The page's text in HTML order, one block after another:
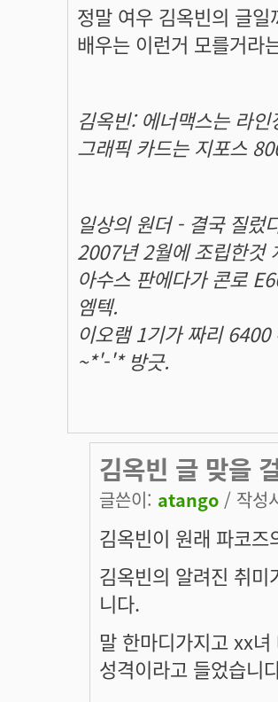
정말 여우 김옥빈의 글
배우는 이런거 모를거라
김옥빈: 에너맥스는 라
그래픽 카드는 지포스
일상의 원더 - 결국 질렀
2007년 2월에 조립한것
아수스 판에다가 콘로
엠텍.
이오램 1기가 짜리
~*'-'* 방긋.
김옥빈 글 맞을
글쓴이: atango / 작성
김옥빈이 원래 파코
김옥빈의 알려진 취
니다.
말 한마디가지고 xx
성격이라고 들었습니